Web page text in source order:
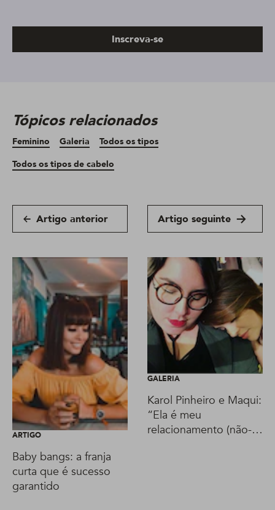
Inscreva-se
Tópicos relacionados
Feminino Galeria
Todos os tipos
Todos os tipos de cabelo
Artigo anterior Artigo seguinte
ARTIGO
Baby bangs: a franja
curta que é sucesso
garantido
GALERIA
Karol Pinheiro e Maqui:
“Ela é meu
relacionamento (não-